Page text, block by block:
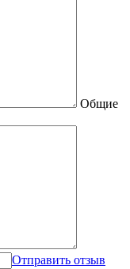
Общие
Отправить отзыв